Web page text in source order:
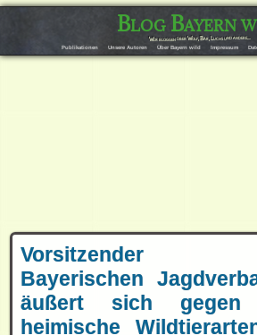
Blog Bayern
Wir bloggen über Wolf, Bär, Luchs und andere…
Publikationen Unsere Autoren Über Bayern wild Impressum
Vorsitzender
Bayerischen
äußert sich gegen
heimische